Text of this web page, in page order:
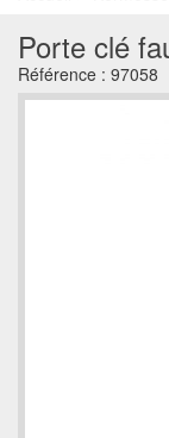
Porte clé
Référence : 97058